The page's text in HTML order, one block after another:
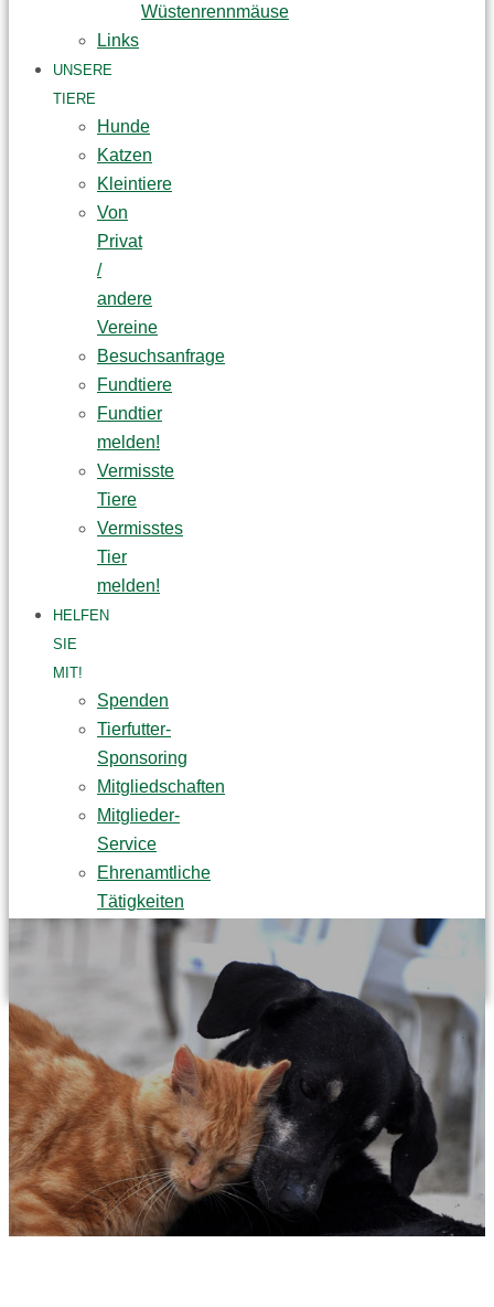
Wüstenrennmäuse
Links
UNSERE
TIERE
Hunde
Katzen
Kleintiere
Von
Privat
/
andere
Vereine
Besuchsanfrage
Fundtiere
Fundtier
melden!
Vermisste
Tiere
Vermisstes
Tier
melden!
HELFEN
SIE
MIT!
Spenden
Tierfutter-
Sponsoring
Mitgliedschaften
Mitglieder-
Service
Ehrenamtliche
Tätigkeiten
Praktikum
Tierpatenschaft